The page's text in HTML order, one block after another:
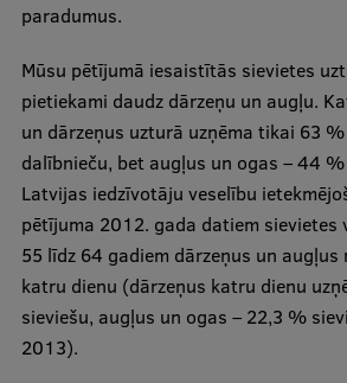
paradumus.
Mūsu pētījumā iesaistītās sievietes
pietiekami daudz dārzeņu un augļu.
un dārzeņus uzturā uzņēma tikai 63
dalībnieču, bet augļus un ogas – 44 %
Latvijas iedzīvotāju veselību
pētījuma 2012. gada datiem sievietes
55 līdz 64 gadiem dārzeņus un augļus
katru dienu (dārzeņus katru dienu
sieviešu, augļus un ogas – 22,3 %
2013).